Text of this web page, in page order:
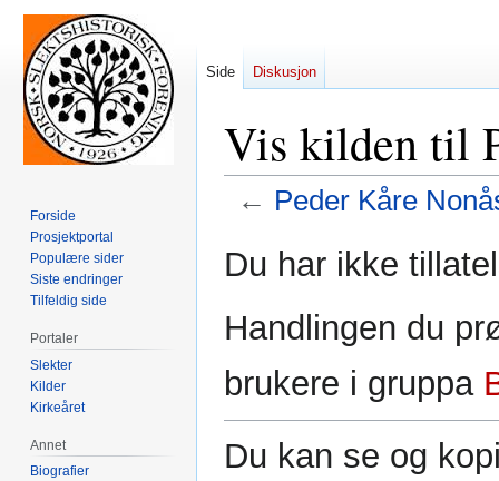
Vis kilden til
← Peder Kåre
til
til
Du har ikke
Handlingen du
brukere i gruppa
Du kan se og
Side Diskusjon
Forside
Prosjektportal
Populære sider
Siste endringer
Tilfeldig side
Portaler
Slekter
Kilder
Kirkeåret
Annet
Biografier